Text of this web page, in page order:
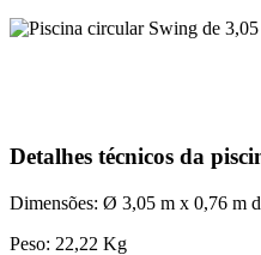
Detalhes técnicos da
Dimensões: Ø 3,05 m x 0,76 m
Peso: 22,22 Kg